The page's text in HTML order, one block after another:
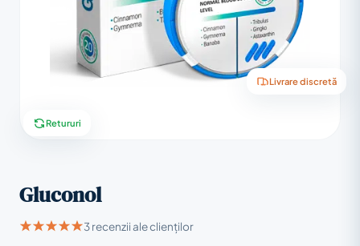
Livrare discretă
Retururi
Gluconol
3 recenzii ale clienților